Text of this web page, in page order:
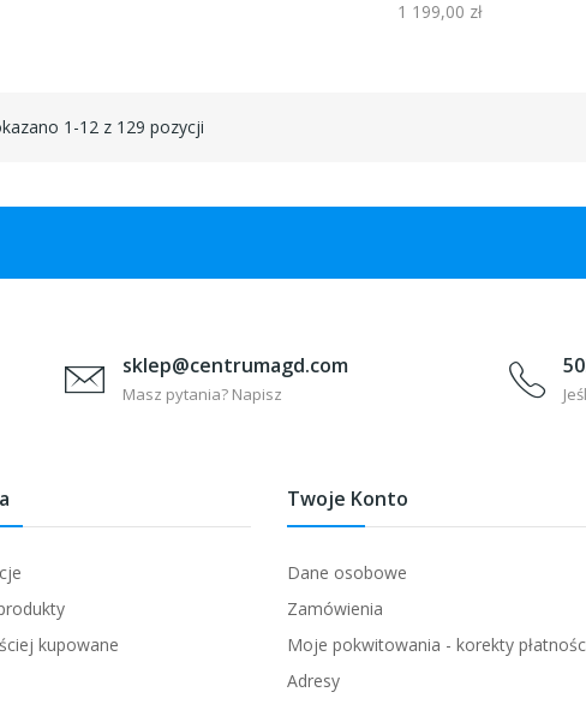
1 199,00 zł
1-12 z 129 pozycji
sklep@centrumagd.com
Masz pytania? Napisz
kupowane
Twoje Konto
Dane osobowe
Zamówienia
Moje pokwitowania - korekty
Adresy